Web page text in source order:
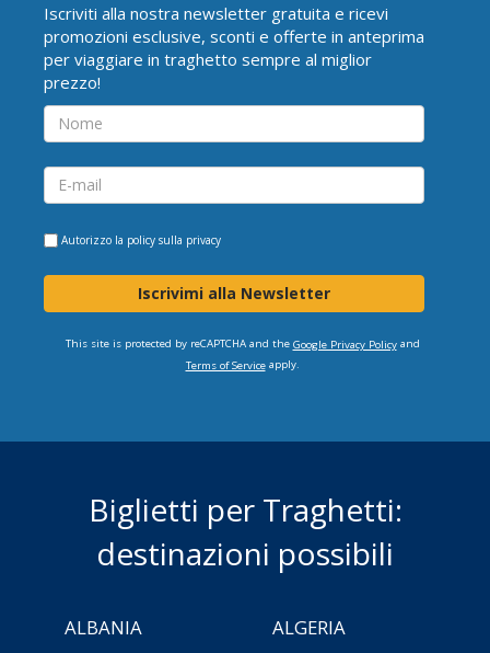
Iscriviti alla nostra newsletter gratuita e ricevi
promozioni esclusive, sconti e offerte in anteprima
per viaggiare in traghetto sempre al miglior
prezzo!
Autorizzo la policy sulla privacy
Iscrivimi alla Newsletter
This site is protected by reCAPTCHA and the Google Privacy Policyand
Terms of Serviceapply.
Biglietti per Traghetti:
destinazioni possibili
ALBANIA
ALGERIA